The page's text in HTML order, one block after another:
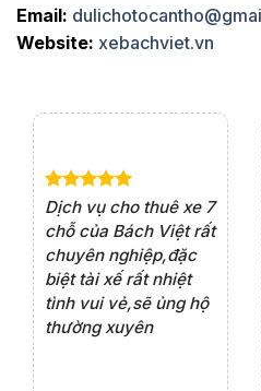
Email:
Website: xebachviet.vn
Dịch vụ cho thuê xe 7
chỗ của Bách Việt rất
chuyên nghiệp,đặc
biệt tài xế rất nhiệt
tình vui vẻ,sẽ ủng hộ
thường xuyên